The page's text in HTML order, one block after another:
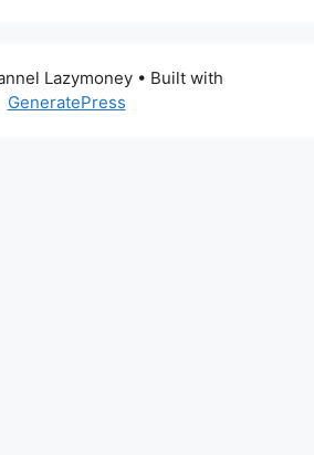
Lazymoney• Built with
GeneratePress